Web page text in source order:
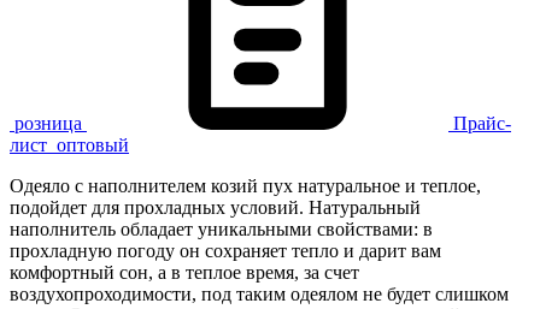
розница
Прайс-
лист оптовый
Одеяло с наполнителем козий пух натуральное и теплое,
подойдет для прохладных условий. Натуральный
наполнитель обладает уникальными свойствами: в
прохладную погоду он сохраняет тепло и дарит вам
комфортный сон, а в теплое время, за счет
воздухопроходимости, под таким одеялом не будет слишком